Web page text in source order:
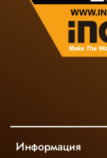
Информация